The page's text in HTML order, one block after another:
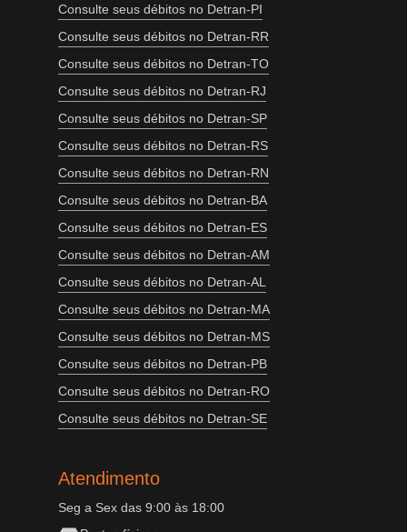
Consulte seus débitos no Detran-PI
Consulte seus débitos no Detran-RR
Consulte seus débitos no Detran-TO
Consulte seus débitos no Detran-RJ
Consulte seus débitos no Detran-SP
Consulte seus débitos no Detran-RS
Consulte seus débitos no Detran-RN
Consulte seus débitos no Detran-BA
Consulte seus débitos no Detran-ES
Consulte seus débitos no Detran-AM
Consulte seus débitos no Detran-AL
Consulte seus débitos no Detran-MA
Consulte seus débitos no Detran-MS
Consulte seus débitos no Detran-PB
Consulte seus débitos no Detran-RO
Consulte seus débitos no Detran-SE
Atendimento
Seg a Sex das 9:00 às 18:00